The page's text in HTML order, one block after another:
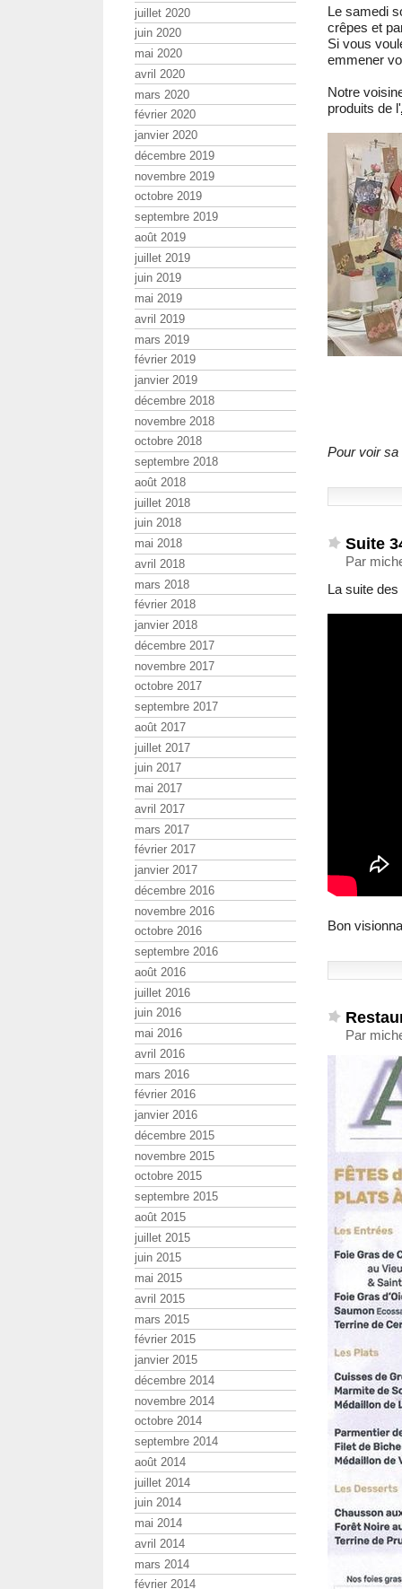
Le samedi
crêpes et
Si vous
emmener
Notre
produits de l'
Pour voir sa
Suite
Par
La suite
Bon
Par
juillet 2020
juin 2020
mai 2020
avril 2020
mars 2020
février 2020
janvier 2020
décembre 2019
novembre 2019
octobre 2019
septembre 2019
août 2019
juillet 2019
juin 2019
mai 2019
avril 2019
mars 2019
février 2019
janvier 2019
décembre 2018
novembre 2018
octobre 2018
septembre 2018
août 2018
juillet 2018
juin 2018
mai 2018
avril 2018
mars 2018
février 2018
janvier 2018
décembre 2017
novembre 2017
octobre 2017
septembre 2017
août 2017
juillet 2017
juin 2017
mai 2017
avril 2017
mars 2017
février 2017
janvier 2017
décembre 2016
novembre 2016
octobre 2016
septembre 2016
août 2016
juillet 2016
juin 2016
mai 2016
avril 2016
mars 2016
février 2016
janvier 2016
décembre 2015
novembre 2015
octobre 2015
septembre 2015
août 2015
juillet 2015
juin 2015
mai 2015
avril 2015
mars 2015
février 2015
janvier 2015
décembre 2014
novembre 2014
octobre 2014
septembre 2014
août 2014
juillet 2014
juin 2014
mai 2014
avril 2014
mars 2014
février 2014